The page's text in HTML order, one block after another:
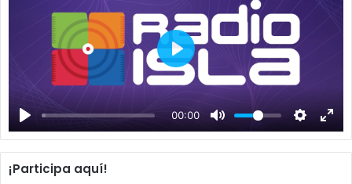
00:00
P
y
¡Participa aquí!